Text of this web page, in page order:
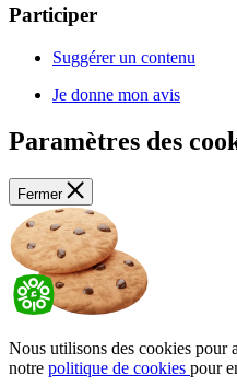
Participer
Suggérer un contenu
Je donne mon avis
Paramètres des
Fermer
Nous utilisons des cookies pour
notre politique de cookies pour